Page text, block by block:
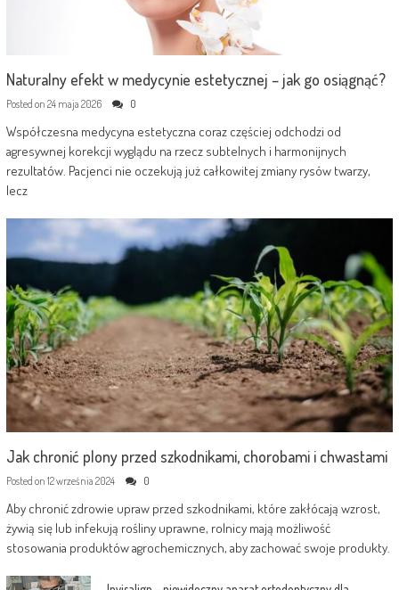
Naturalny efekt w medycynie estetycznej – jak go osiągnąć?
Posted on 24 maja 2026 0
Współczesna medycyna estetyczna coraz częściej odchodzi od
agresywnej korekcji wyglądu na rzecz subtelnych i harmonijnych
rezultatów. Pacjenci nie oczekują już całkowitej zmiany rysów twarzy,
lecz
Jak chronić plony przed szkodnikami, chorobami i chwastami
Posted on 12 września 2024 0
Aby chronić zdrowie upraw przed szkodnikami, które zakłócają wzrost,
żywią się lub infekują rośliny uprawne, rolnicy mają możliwość
stosowania produktów agrochemicznych, aby zachować swoje produkty.